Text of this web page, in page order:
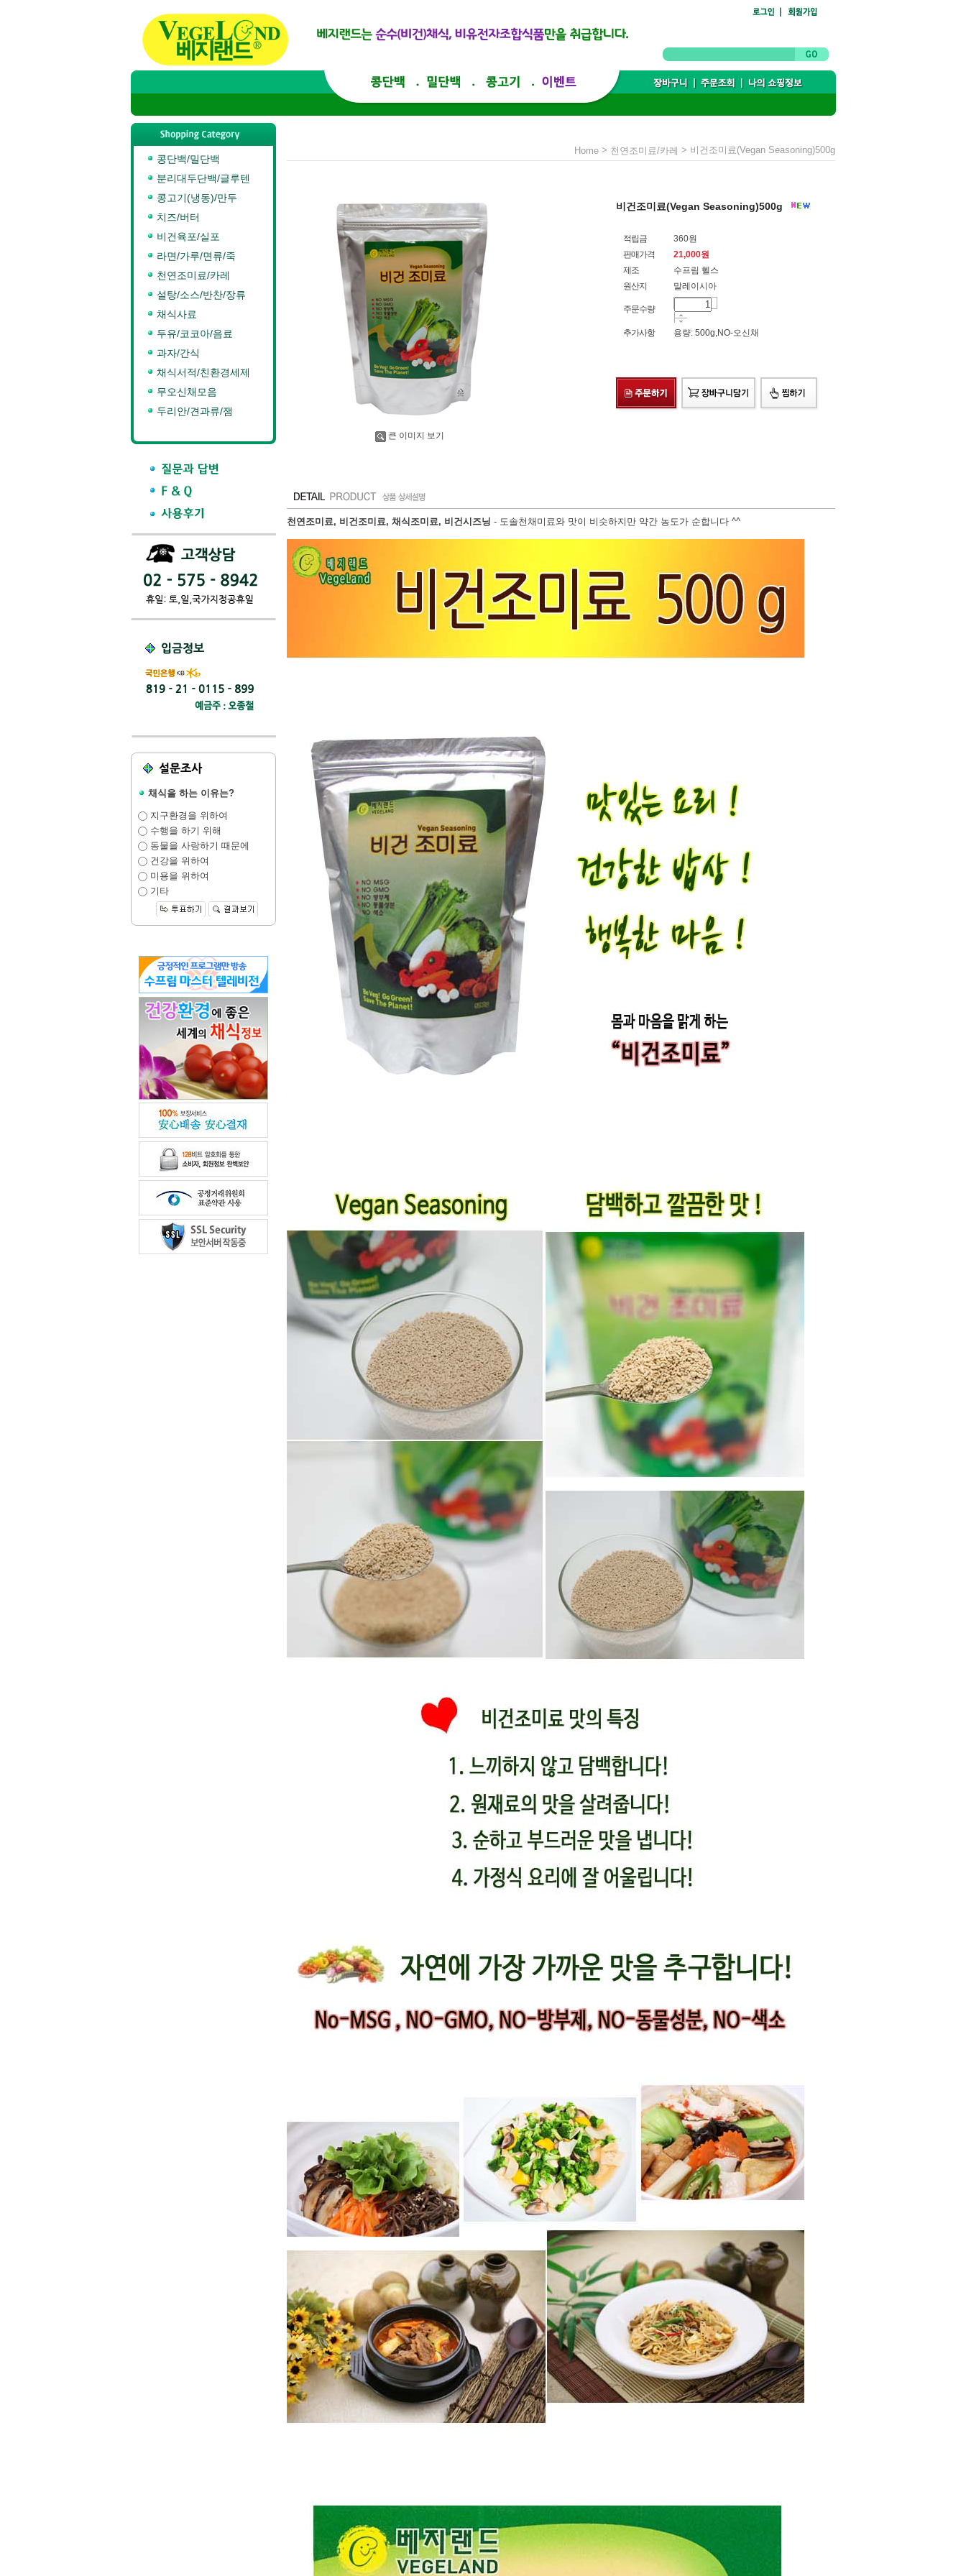
콩단백/밀단백
분리대두단백/글루텐
콩고기(냉동)/만두
치즈/버터
비건육포/실포
라면/가루/면류/죽
천연조미료/카레
설탕/소스/반찬/장류
채식사료
두유/코코아/음료
과자/간식
채식서적/친환경세제
무오신채모음
두리안/견과류/잼
채식을 하는 이유는?
지구환경을 위하여
수행을 하기 위해
동물을 사랑하기 때문에
건강을 위하여
미용을 위하여
기타
Home> 천연조미료/카레 > 비건조미료(Vegan Seasoning)500g
큰 이미지 보기
비건조미료(Vegan Seasoning)500g
적립금
360원
판매가격
21,000원
제조
수프림 헬스
원산지
말레이시아
주문수량
추가사항 용량: 500g,NO-오신채
천연조미료, 비건조미료, 채식조미료, 비건시즈닝 - 도솔천채미료와 맛이 비슷하지만 약간 농도가 순합니다 ^^